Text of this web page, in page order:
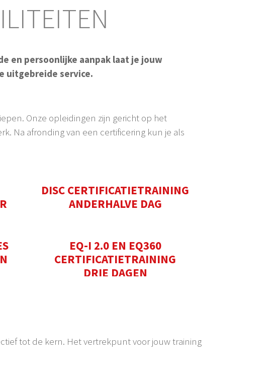
en persoonlijke aanpak laat je jouw
uitgebreide service.
Onze opleidingen zijn gericht op het
Na afronding van een certificering kun je als
DISC CERTIFICATIETRAINING
ANDERHALVE DAG
EQ-I 2.0 EN EQ360
CERTIFICATIETRAINING
DRIE DAGEN
tot de kern. Het vertrekpunt voor jouw training